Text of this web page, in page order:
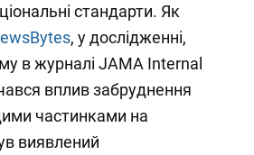
стандарти. Як
, у дослідженні,
в журналі JAMA Internal
вплив забруднення
частинками на
виявлений